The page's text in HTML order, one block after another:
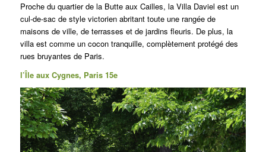
Proche du quartier de la Butte aux Cailles, la Villa Daviel est un
cul-de-sac de style victorien abritant toute une rangée de
maisons de ville, de terrasses et de jardins fleuris. De plus, la
villa est comme un cocon tranquille, complètement protégé des
rues bruyantes de Paris.
l’Île aux Cygnes, Paris 15e